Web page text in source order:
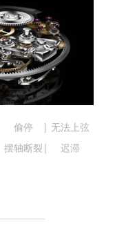
济南市历下区经十路11111
广州市天河区天河路230号
广州市越秀区环市东路371-
深圳市罗湖区深南东路5001
惠州市惠城区江北文昌一路
厦门市思明区湖滨东路95号
福州市鼓楼区五四路128-1
成都市锦江区人民东路6号
重庆市江北区观音桥步行
长沙市芙蓉区定王台街道
郑州市二七区铭功路10号
太原市迎泽区解放路15号亨
偷停
无法上弦
摆轴断裂 迟滞